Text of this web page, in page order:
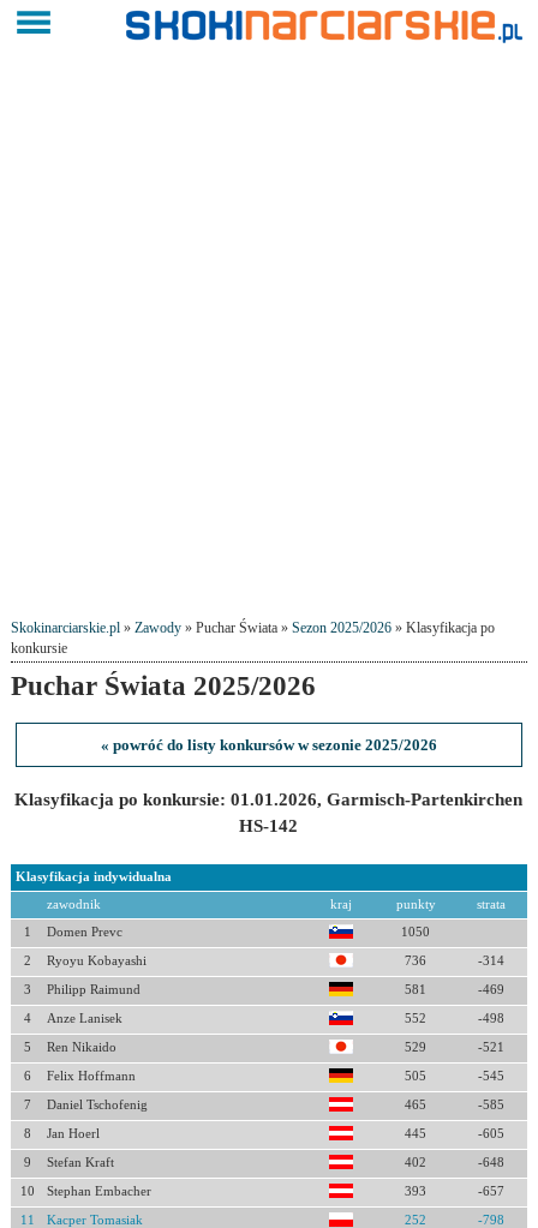
Skokinarciarskie.pl» Zawody» Puchar Świata » Sezon 2025/2026» Klasyfikacja po
konkursie
Puchar Świata 2025/2026
« powróć do listy konkursów w sezonie 2025/2026
Klasyfikacja po konkursie: 01.01.2026, Garmisch-Partenkirchen
HS-142
Klasyfikacja indywidualna
zawodnik kraj punkty strata
1 Domen Prevc 1050
2 Ryoyu Kobayashi 736 -314
3 Philipp Raimund 581 -469
4 Anze Lanisek 552 -498
5 Ren Nikaido 529 -521
6 Felix Hoffmann 505 -545
7 Daniel Tschofenig 465 -585
8 Jan Hoerl 445 -605
9 Stefan Kraft 402 -648
10 Stephan Embacher 393 -657
11 Kacper Tomasiak 252 -798